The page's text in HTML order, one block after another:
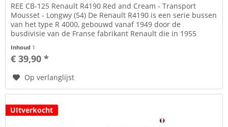
REE CB-125 Renault R4190 Red and Cream - Transport
Mousset - Longwy (54) De Renault R4190 is een serie bussen
van het type R 4000, gebouwd vanaf 1949 door de
busdivisie van de Franse fabrikant Renault die in 1955
Inhoud 1
€ 39,90 *
Op verlanglijst
UItverkocht